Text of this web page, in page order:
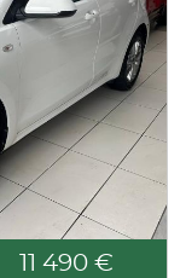
11 490 €